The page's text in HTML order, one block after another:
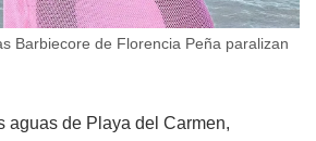
Barbiecore de Florencia Peña paralizan
aguas de Playa del Carmen,